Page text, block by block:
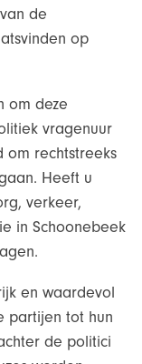
de
op
om deze
vragenuur
rechtstreeks
Heeft u
verkeer,
in Schoonebeek
en waardevol
partijen tot hun
de politici